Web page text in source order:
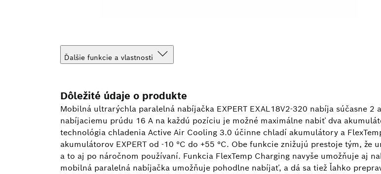
Ďalšie funkcie a vlastnosti
Dôležité údaje o produkte
Mobilná ultrarýchla paralelná nabíjačka EXPERT EXAL18V2-320 nabíja súčasne
nabíjaciemu prúdu 16 A na každú pozíciu je možné maximálne nabiť dva
technológia chladenia Active Air Cooling 3.0 účinne chladí akumulátory a
akumulátorov EXPERT od -10 °C do +55 °C. Obe funkcie znižujú prestoje tým,
a to aj po náročnom používaní. Funkcia FlexTemp Charging navyše umožňuje aj
mobilná paralelná nabíjačka umožňuje pohodlne nabíjať, a dá sa tiež ľahko